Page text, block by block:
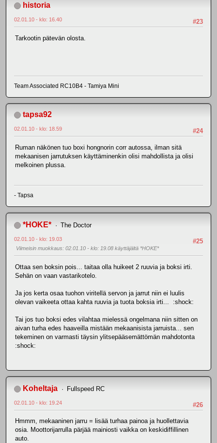
historia
#23
02.01.10 - klo: 16.40
Tarkootin pätevän olosta.
Team Associated RC10B4 - Tamiya Mini
tapsa92
#24
02.01.10 - klo: 18.59
Ruman näkönen tuo boxi hongnorin corr autossa, ilman sitä
mekaanisen jarrutuksen käyttäminenkin olisi mahdollista ja olisi
melkoinen plussa.
- Tapsa
*HOKE* The Doctor
#25
02.01.10 - klo: 19.03
Viimeisin muokkaus: 02.01.10 - klo: 19.08 käyttäjältä *HOKE*
Ottaa sen boksin pois... taitaa olla huikeet 2 ruuvia ja boksi irti.
Sehän on vaan vastarikotelo.
Ja jos kerta osaa tuohon viritellä servon ja jarrut niin ei luulis
olevan vaikeeta ottaa kahta ruuvia ja tuota boksia irti... :shock:
Tai jos tuo boksi edes vilahtaa mielessä ongelmana niin sitten on
aivan turha edes haaveilla mistään mekaanisista jarruista... sen
tekeminen on varmasti täysin ylitsepääsemättömän mahdotonta
:shock:
Koheltaja Fullspeed RC
#26
02.01.10 - klo: 19.24
Hmmm, mekaaninen jarru = lisää turhaa painoa ja huollettavia
osia. Moottorijarrulla pärjää mainiosti vaikka on keskidiffillinen
auto.